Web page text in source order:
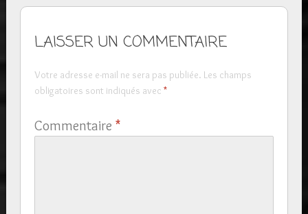
LAISSER UN COMMENTAIRE
Votre adresse e-mail ne sera pas publiée. Les champs
obligatoires sont indiqués avec *
Commentaire *